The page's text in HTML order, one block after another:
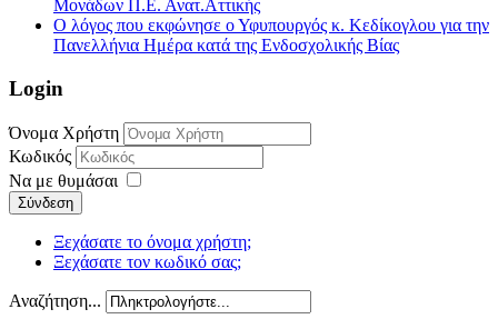
Μονάδων Π.Ε. Ανατ.Αττικής
Ο λόγος που εκφώνησε ο Υφυπουργός κ. Κεδίκογλου για την
Πανελλήνια Ημέρα κατά της Ενδοσχολικής Βίας
Login
Όνομα Χρήστη
Κωδικός
Να με θυμάσαι
Σύνδεση
Ξεχάσατε το όνομα χρήστη;
Ξεχάσατε τον κωδικό σας;
Αναζήτηση...